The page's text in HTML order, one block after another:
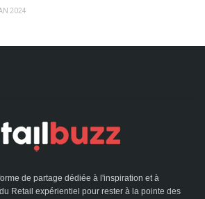
2024
de partage dédiée à l'inspiration et à
Retail expérientiel pour rester à la pointe des